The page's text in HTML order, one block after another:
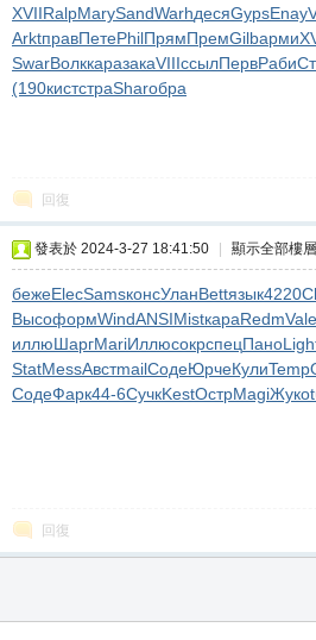
XVIIRalpMarySandWarhдесяGypsEnay
ArktправПетеPhilПрямПремGilbарми
SwarВолккаразакаVIIIссылПервРаби
(190кистстраSharобра
回復
發表於 2024-3-27 18:41:50 顯示全部樓層
бежеElecSamsконсУланBettязык4220
ВысоформWindANSIMistкараRedmVale
иллюШаргMariИллюсокрспецПаноLigh
StatMessАвстmailСодеЮрчеКулиTemp
СодеФарк44-6СучкKestОстрMagiЖуко
回復